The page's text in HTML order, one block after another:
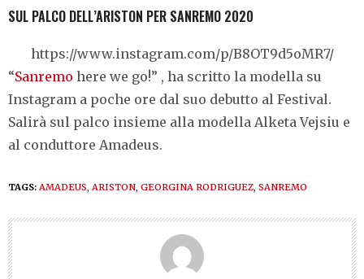
SUL PALCO DELL’ARISTON PER SANREMO 2020
https://www.instagram.com/p/B8OT9d5oMR7/
“Sanremo here we go!” , ha scritto la modella su
Instagram a poche ore dal suo debutto al Festival.
Salirà sul palco insieme alla modella Alketa Vejsiu e
al conduttore Amadeus.
TAGS: AMADEUS, ARISTON, GEORGINA RODRIGUEZ, SANREMO